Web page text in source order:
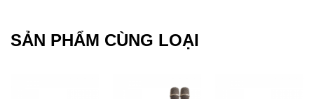
SẢN PHẨM CÙNG LOẠI